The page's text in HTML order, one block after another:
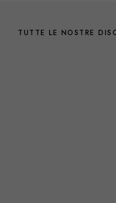
TUTTE LE NOSTRE